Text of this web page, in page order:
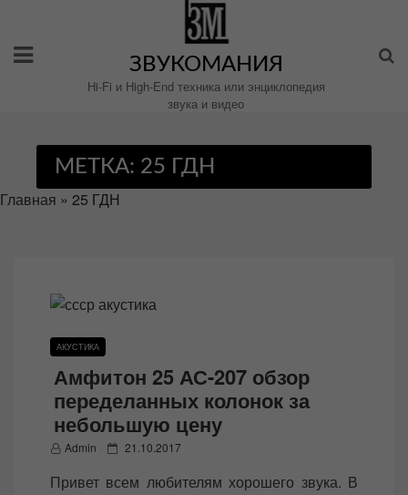
содержимому
ЗВУКОМАНИЯ
Hi-Fi и High-End техника или энциклопедия
звука и видео
МЕТКА: 25 ГДН
Главная » 25 ГДН
АКУСТИКА
Амфитон 25 АС-207 обзор
переделанных колонок за
небольшую цену
Admin
P
s
21.10.2017
Привет всем любителям хорошего звука. В